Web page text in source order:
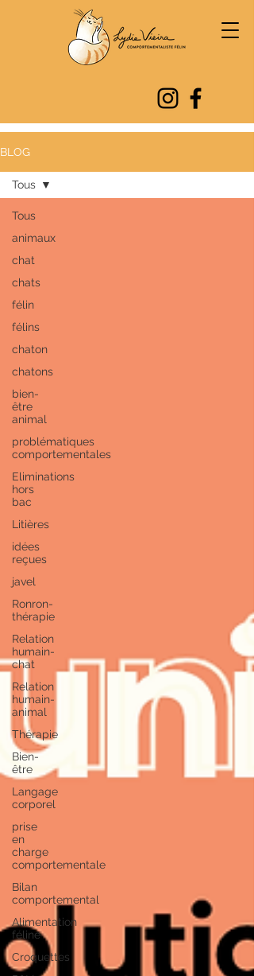
BLOG
Tous
animaux
chat
chats
félin
félins
chaton
chatons
bien-
être
animal
problématiques
comportementales
Eliminations
hors
bac
Litières
idées
reçues
javel
Ronron-
thérapie
Relation
humain-
chat
Relation
humain-
animal
Thérapie
Bien-
être
Langage
corporel
prise
en
charge
comportementale
Bilan
comportemental
Alimentation
féline
Croquettes
Tous